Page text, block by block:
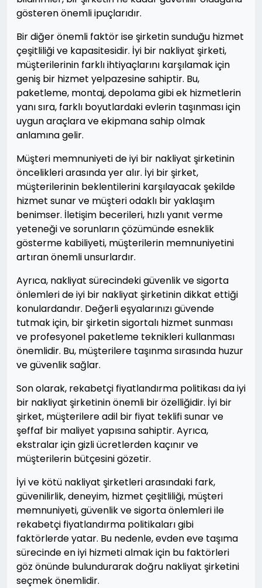
gösteren önemli ipuçlarıdır.
Bir diğer önemli faktör ise şirketin sunduğu hizmet
çeşitliliği ve kapasitesidir. İyi bir nakliyat şirketi,
müşterilerinin farklı ihtiyaçlarını karşılamak için
geniş bir hizmet yelpazesine sahiptir. Bu,
paketleme, montaj, depolama gibi ek hizmetlerin
yanı sıra, farklı boyutlardaki evlerin taşınması için
uygun araçlara ve ekipmana sahip olmak
anlamına gelir.
Müşteri memnuniyeti de iyi bir nakliyat şirketinin
öncelikleri arasında yer alır. İyi bir şirket,
müşterilerinin beklentilerini karşılayacak şekilde
hizmet sunar ve müşteri odaklı bir yaklaşım
benimser. İletişim becerileri, hızlı yanıt verme
yeteneği ve sorunların çözümünde esneklik
gösterme kabiliyeti, müşterilerin memnuniyetini
artıran önemli unsurlardır.
Ayrıca, nakliyat sürecindeki güvenlik ve sigorta
önlemleri de iyi bir nakliyat şirketinin dikkat ettiği
konulardandır. Değerli eşyalarınızı güvende
tutmak için, bir şirketin sigortalı hizmet sunması
ve profesyonel paketleme teknikleri kullanması
önemlidir. Bu, müşterilere taşınma sırasında huzur
ve güvenlik sağlar.
Son olarak, rekabetçi fiyatlandırma politikası da iyi
bir nakliyat şirketinin önemli bir özelliğidir. İyi bir
şirket, müşterilere adil bir fiyat teklifi sunar ve
şeffaf bir maliyet yapısına sahiptir. Ayrıca,
ekstralar için gizli ücretlerden kaçınır ve
müşterilerin bütçesini gözetir.
İyi ve kötü nakliyat şirketleri arasındaki fark,
güvenilirlik, deneyim, hizmet çeşitliliği, müşteri
memnuniyeti, güvenlik ve sigorta önlemleri ile
rekabetçi fiyatlandırma politikaları gibi
faktörlerde yatar. Bu nedenle, evden eve taşıma
sürecinde en iyi hizmeti almak için bu faktörleri
göz önünde bulundurarak doğru nakliyat şirketini
seçmek önemlidir.